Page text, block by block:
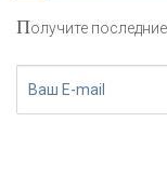
Получите